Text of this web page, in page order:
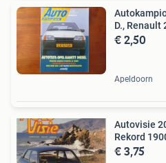
D., Renault
€ 2,50
Apeldoorn
Autovisie
Rekord
€ 3,75